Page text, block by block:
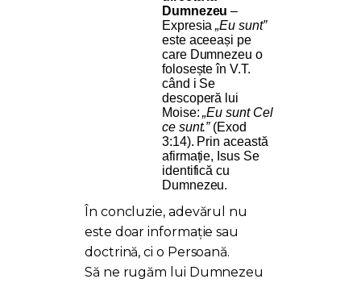
Dumnezeu –
Expresia„Eu sunt”
este aceeași pe
care Dumnezeu o
folosește în V.T.
când i Se
descoperă lui
Moise:„Eu sunt Cel
ce sunt.”(Exod
3:14). Prin această
afirmație, Isus Se
identifică cu
Dumnezeu.
În concluzie, adevărul nu
este doar informație sau
doctrină, ci o Persoană.
Să ne rugăm lui Dumnezeu